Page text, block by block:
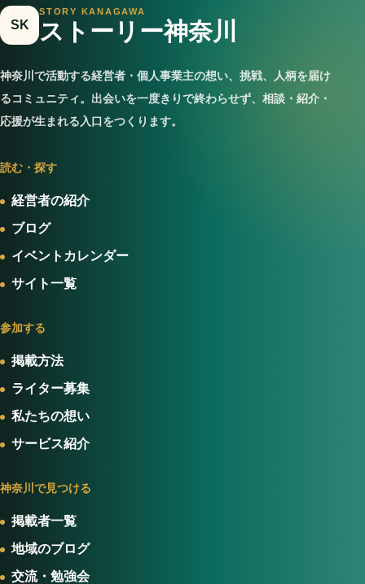
SK
STORY KANAGAWA
ストーリー神奈川
神奈川で活動する経営者・個人事業主の想い、挑戦、人柄を届け
るコミュニティ。出会いを一度きりで終わらせず、相談・紹介・
応援が生まれる入口をつくります。
読む・探す
経営者の紹介
ブログ
イベントカレンダー
サイト一覧
参加する
掲載方法
ライター募集
私たちの想い
サービス紹介
神奈川で見つける
掲載者一覧
地域のブログ
交流・勉強会